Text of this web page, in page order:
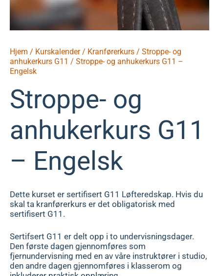
Hjem / Kurskalender/ Kranførerkurs / Stroppe- og
anhukerkurs G11 / Stroppe- og anhukerkurs G11 –
Engelsk
Stroppe- og
anhukerkurs G11
– Engelsk
Dette kurset er sertifisert G11 Løfteredskap. Hvis du
skal ta kranførerkurs er det obligatorisk med
sertifisert G11.
Sertifsert G11 er delt opp i to undervisningsdager.
Den første dagen gjennomføres som
fjernundervisning med en av våre instruktører i studio,
den andre dagen gjennomføres i klasserom og